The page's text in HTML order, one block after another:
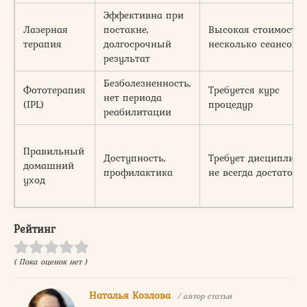
Лазерная
терапия
Эффективна при
постакне,
долгосрочный
результат
Высокая стоимость,
несколько сеансов
Фототерапия
(IPL)
Безболезненность,
нет периода
реабилитации
Требуется курс
процедур
Правильный
домашний
уход
Доступность,
профилактика
Требует
не всегда
Рейтинг
( Пока оценок нет )
Наталья Козлова / автор статьи